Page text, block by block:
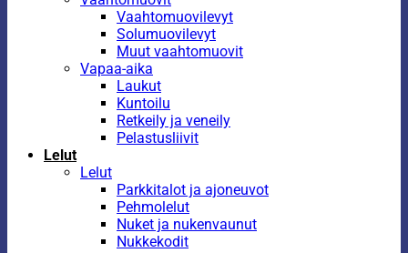
Vaahtomuovilevyt
Solumuovilevyt
Muut vaahtomuovit
Vapaa-aika
Laukut
Kuntoilu
Retkeily ja veneily
Pelastusliivit
Lelut
Lelut
Parkkitalot ja ajoneuvot
Pehmolelut
Nuket ja nukenvaunut
Nukkekodit